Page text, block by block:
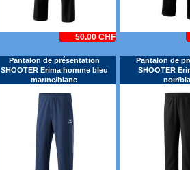
50.00 CHF
Pantalon de présentation
SHOOTER Erima homme bleu
marine/blanc
Pantalon de
SHOOTER
noir/